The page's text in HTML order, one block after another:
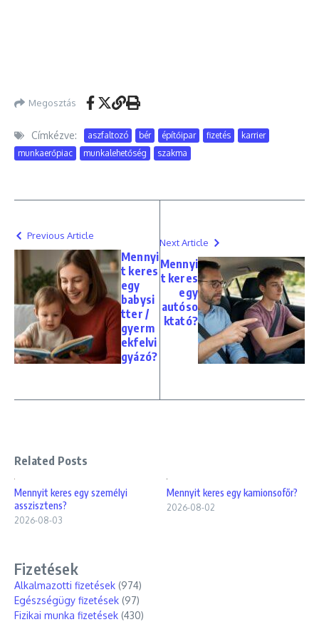
Megosztás
Címkézve: aszfaltozó bér építőipar fizetés
karrier
munkaerőpiac
munkalehetőség szakma
Previous Article
Mennyi
t keres
egy
babysi
tter /
gyerm
ekfelvi
gyázó?
Next Article
Mennyi
t keres
egy
autóso
ktató?
Related Posts
Mennyit keres egy személyi
asszisztens?
2026-08-03
Mennyit keres egy kamionsofőr?
2026-08-02
Fizetések
Alkalmazotti fizetések (974)
Egészségügy fizetések (97)
Fizikai munka fizetések (430)